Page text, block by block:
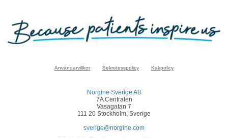
Användarvillkor Sekretesspolicy Kakpolicy
Norgine Sverige AB
7A Centralen
Vasagatan 7
111 20 Stockholm, Sverige
sverige@norgine.com